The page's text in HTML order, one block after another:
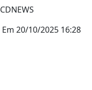
Em 20/10/2025 16:28